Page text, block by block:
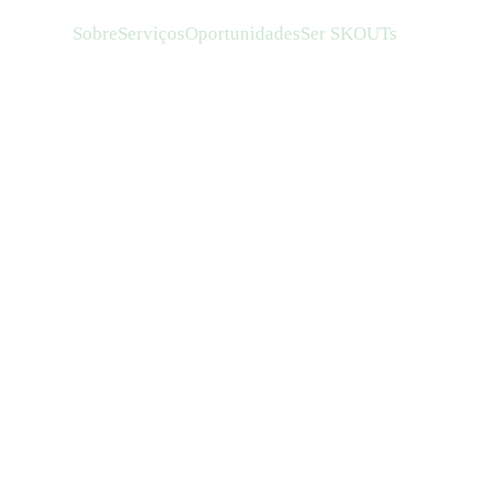
SobreServiçosOportunidadesSer SKOUTs